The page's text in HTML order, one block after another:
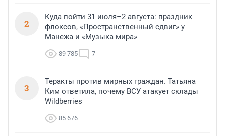
2
Куда пойти 31 июля–2 августа: праздник
флоксов, «Пространственный сдвиг» у
Манежа и «Музыка мира»
89 785 7
3
Теракты против мирных граждан. Татьяна
Ким ответила, почему ВСУ атакует склады
Wildberries
85 676